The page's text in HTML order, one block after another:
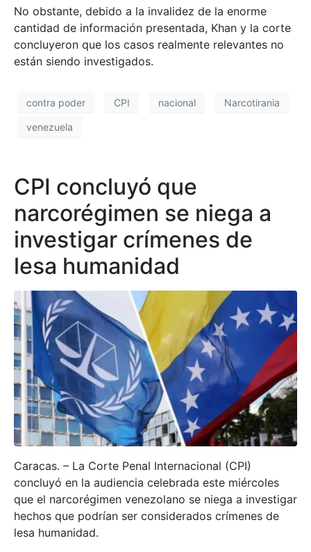
No obstante, debido a la invalidez de la enorme
cantidad de información presentada, Khan y la corte
concluyeron que los casos realmente relevantes no
están siendo investigados.
contra poder CPI nacional Narcotirania
venezuela
CPI concluyó que
narcorégimen se niega a
investigar crímenes de
lesa humanidad
Caracas. – La Corte Penal Internacional (CPI)
concluyó en la audiencia celebrada este miércoles
que el narcorégimen venezolano se niega a investigar
hechos que podrían ser considerados crímenes de
lesa humanidad.